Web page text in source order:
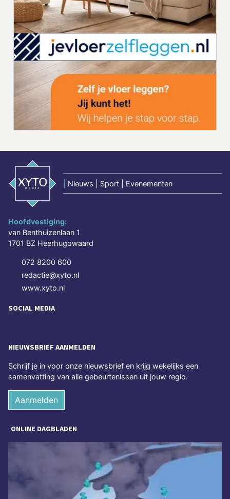
Nieuws | Sport | Evenementen
Hoofdvestiging:
van Benthuizenlaan 1
1701 BZ Heerhugowaard
072 8200 600
redactie@xyto.nl
www.xyto.nl
SOCIAL MEDIA
NIEUWSBRIEF AANMELDEN
Schrijf je in voor onze nieuwsbrief en krijg wekelijks een
samenvatting van alle gebeurtenissen uit jouw regio.
Aanmelden
ONLINE DAGBLADEN